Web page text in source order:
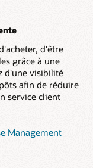
d'être
grâce à une
d'une visibilité
afin de réduire
service client
Management